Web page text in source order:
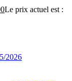
Le prix actuel est :